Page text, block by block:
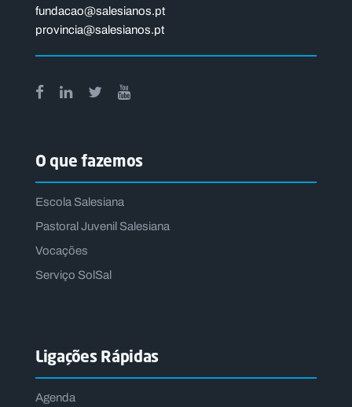
fundacao@salesianos.pt
provincia@salesianos.pt
O que fazemos
Escola Salesiana
Pastoral Juvenil Salesiana
Vocações
Serviço SolSal
Ligações Rápidas
Agenda